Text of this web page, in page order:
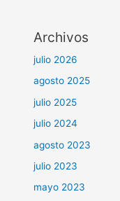
Archivos
julio 2026
agosto 2025
julio 2025
julio 2024
agosto 2023
julio 2023
mayo 2023